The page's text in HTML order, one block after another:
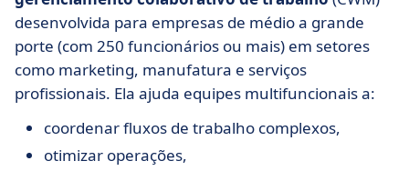
desenvolvida para empresas de médio a grande
porte (com 250 funcionários ou mais) em setores
como marketing, manufatura e serviços
profissionais. Ela ajuda equipes multifuncionais a:
coordenar fluxos de trabalho complexos,
otimizar operações,